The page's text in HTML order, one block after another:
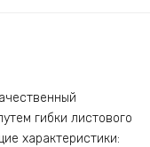
гибки листового
характеристики: